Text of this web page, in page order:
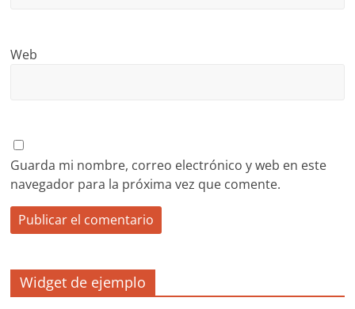
Web
Guarda mi nombre, correo electrónico y web en este
navegador para la próxima vez que comente.
Widget de ejemplo